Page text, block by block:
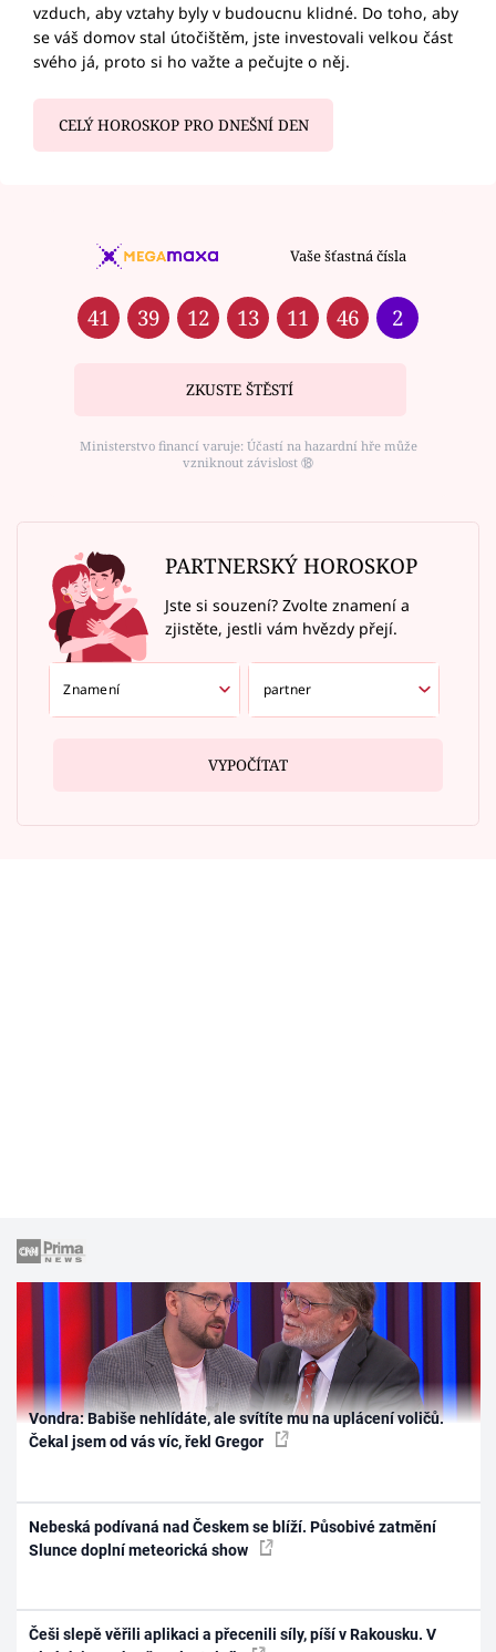
vzduch, aby vztahy byly v budoucnu klidné. Do toho, aby
se váš domov stal útočištěm, jste investovali velkou část
svého já, proto si ho važte a pečujte o něj.
CELÝ HOROSKOP PRO DNEŠNÍ DEN
Vaše šťastná čísla
41 39 12 13 11 46 2
ZKUSTE ŠTĚSTÍ
Ministerstvo financí varuje: Účastí na hazardní hře může
vzniknout závislost ⑱
PARTNERSKÝ HOROSKOP
Jste si souzení? Zvolte znamení a
zjistěte, jestli vám hvězdy přejí.
VYPOČÍTAT
Vondra: Babiše nehlídáte, ale svítíte mu na uplácení voličů.
Čekal jsem od vás víc, řekl Gregor
Nebeská podívaná nad Českem se blíží. Působivé zatmění
Slunce doplní meteorická show
Češi slepě věřili aplikaci a přecenili síly, píší v Rakousku. V